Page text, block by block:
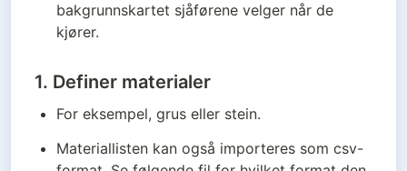
bakgrunnskartet sjåførene velger når de
kjører.
1. Definer materialer
For eksempel, grus eller stein.
Materiallisten kan også importeres som csv-